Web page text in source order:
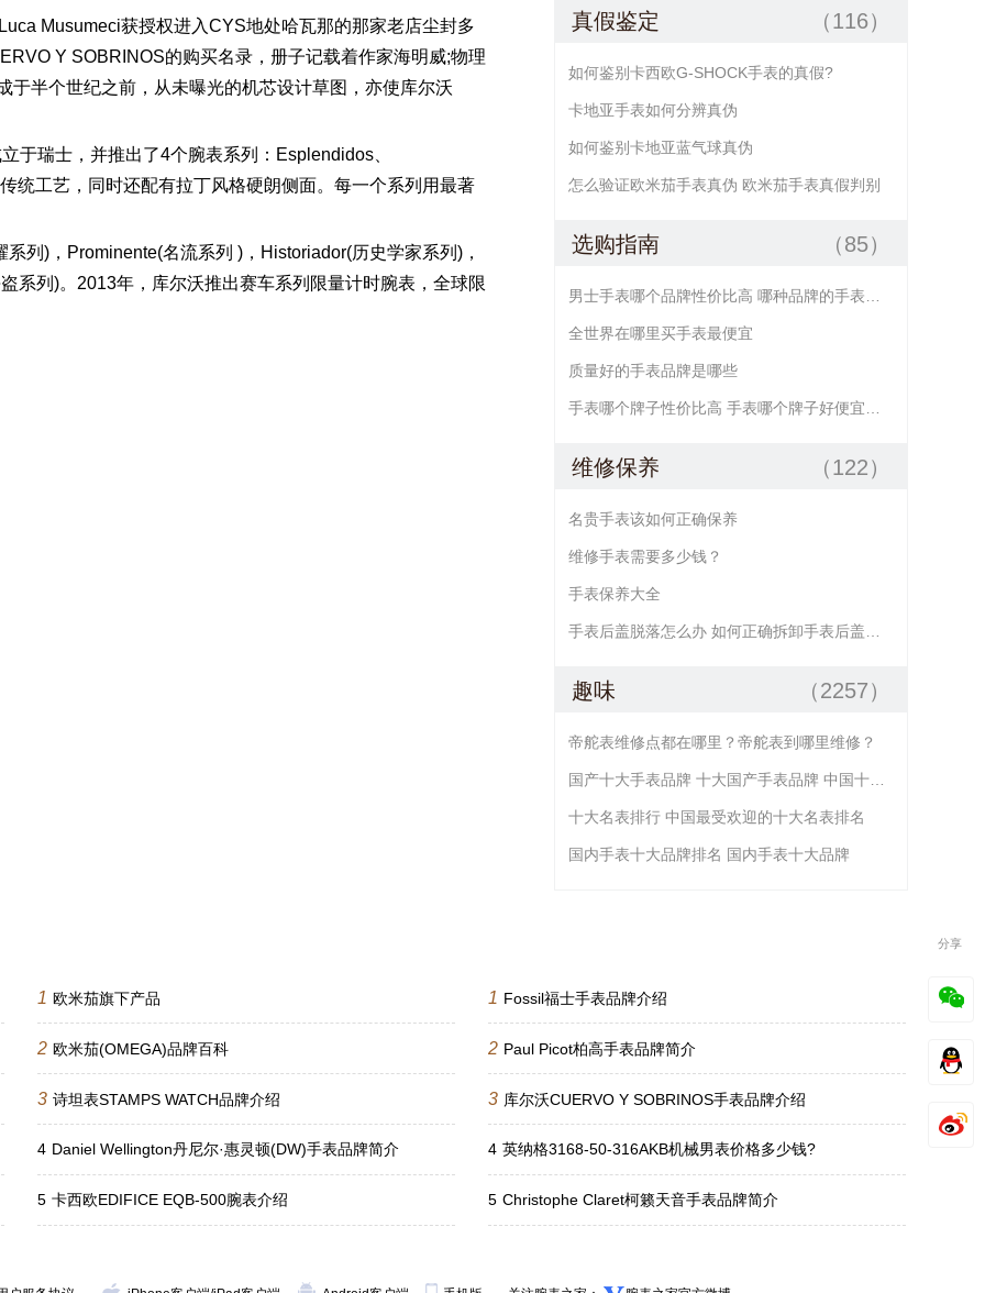
Musumeci获授权进入CYS地处哈瓦那的那家老店尘封多
Y SOBRINOS的购买名录，册子记载着作家海明威;物理
半个世纪之前，从未曝光的机芯设计草图，亦使库尔沃
于瑞士，并推出了4个腕表系列：Esplendidos、
统工艺，同时还配有拉丁风格硬朗侧面。每一个系列用最著
列)，Prominente(名流系列 )，Historiador(历史学家系列)，
系列)。2013年，库尔沃推出赛车系列限量计时腕表，全球限
真假鉴定 （116）
如何鉴别卡西欧G-SHOCK手表的真假?
卡地亚手表如何分辨真伪
如何鉴别卡地亚蓝气球真伪
怎么验证欧米茄手表真伪 欧米茄手表真假判别
选购指南 （85）
全世界在哪里买手表最便宜
质量好的手表品牌是哪些
维修保养 （122）
名贵手表该如何正确保养
维修手表需要多少钱？
手表保养大全
趣味 （2257）
帝舵表维修点都在哪里？帝舵表到哪里维修？
十大名表排行 中国最受欢迎的十大名表排名
国内手表十大品牌排名 国内手表十大品牌
1 欧米茄旗下产品
2 欧米茄(OMEGA)品牌百科
3 诗坦表STAMPS WATCH品牌介绍
4 Daniel Wellington丹尼尔·惠灵顿(DW)手表品牌简介
5 卡西欧EDIFICE EQB-500腕表介绍
1 Fossil福士手表品牌介绍
2 Paul Picot柏高手表品牌简介
3 库尔沃CUERVO Y SOBRINOS手表品牌介绍
4 英纳格3168-50-316AKB机械男表价格多少钱?
5 Christophe Claret柯籁天音手表品牌简介
分享